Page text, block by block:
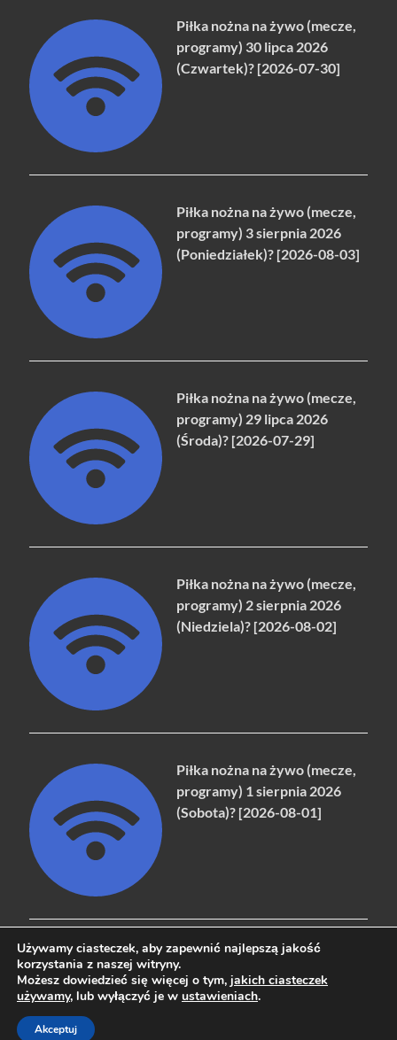
Piłka nożna na żywo (mecze,
programy) 30 lipca 2026
(Czwartek)? [2026-07-30]
Piłka nożna na żywo (mecze,
programy) 3 sierpnia 2026
(Poniedziałek)? [2026-08-03]
Piłka nożna na żywo (mecze,
programy) 29 lipca 2026
(Środa)? [2026-07-29]
Piłka nożna na żywo (mecze,
programy) 2 sierpnia 2026
(Niedziela)? [2026-08-02]
Piłka nożna na żywo (mecze,
programy) 1 sierpnia 2026
(Sobota)? [2026-08-01]
Copyright © 2026naziemna.info - Telewizja cyfrowa, Radio,
Powered byWordPress
Używamy ciasteczek, aby zapewnić najlepszą jakość
korzystania z naszej witryny.
Możesz dowiedzieć się więcej o tym, jakich ciasteczek
używamy, lub wyłączyć je w ustawieniach.
Akceptuj